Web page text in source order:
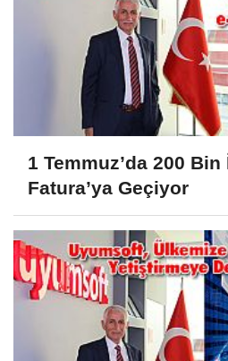
1 Temmuz’da 200
Fatura’ya Geçiyor